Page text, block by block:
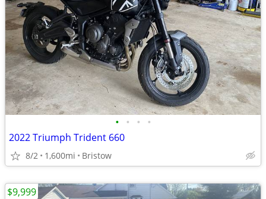
• • • •
2022 Triumph Trident 660
8/2 1,600mi Bristow
$9,999